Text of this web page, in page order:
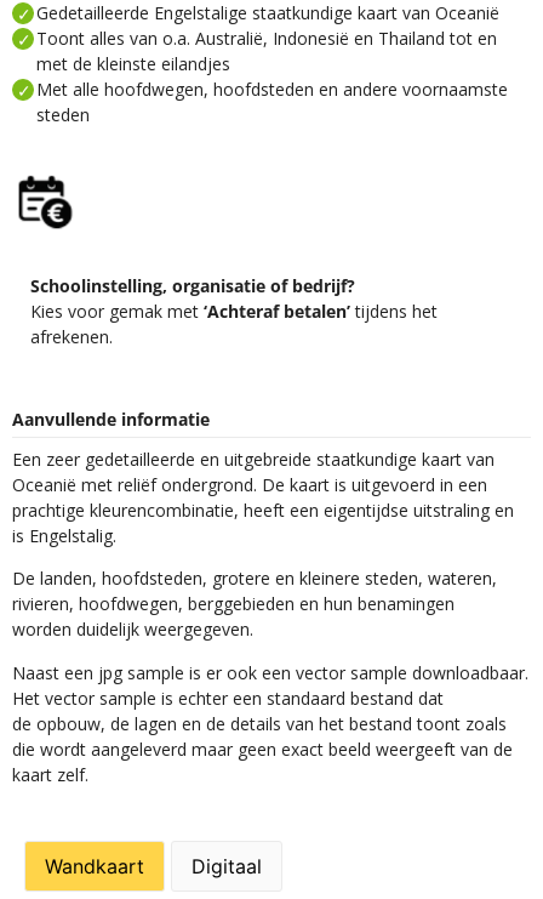
Gedetailleerde Engelstalige staatkundige kaart van Oceanië
Toont alles van o.a. Australië, Indonesië en Thailand tot en
met de kleinste eilandjes
Met alle hoofdwegen, hoofdsteden en andere voornaamste
steden
Schoolinstelling, organisatie of bedrijf?
Kies voor gemak met ‘Achteraf betalen’tijdens het
afrekenen.
Aanvullende informatie
Een zeer gedetailleerde en uitgebreide staatkundige kaart van
Oceanië met reliëf ondergrond. De kaart is uitgevoerd in een
prachtige kleurencombinatie, heeft een eigentijdse uitstraling en
is Engelstalig.
De landen, hoofdsteden, grotere en kleinere steden, wateren,
rivieren, hoofdwegen, berggebieden en hun benamingen
worden duidelijk weergegeven.
Naast een jpg sample is er ook een vector sample downloadbaar.
Het vector sample is echter een standaard bestand dat
de opbouw, de lagen en de details van het bestand toont zoals
die wordt aangeleverd maar geen exact beeld weergeeft van de
kaart zelf.
Wandkaart Digitaal